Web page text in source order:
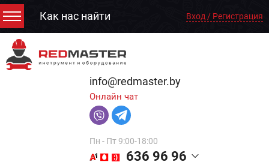
Как нас найти Вход / Регистрация
info@redmaster.by
Онлайн чат
Пн - Пт 9:00-18:00
636 96 96